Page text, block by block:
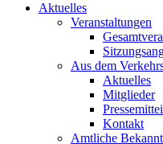
Aktuelles
Veranstaltungen
Aus dem
Aktuelles
Mitglieder
Kontakt
Amtliche